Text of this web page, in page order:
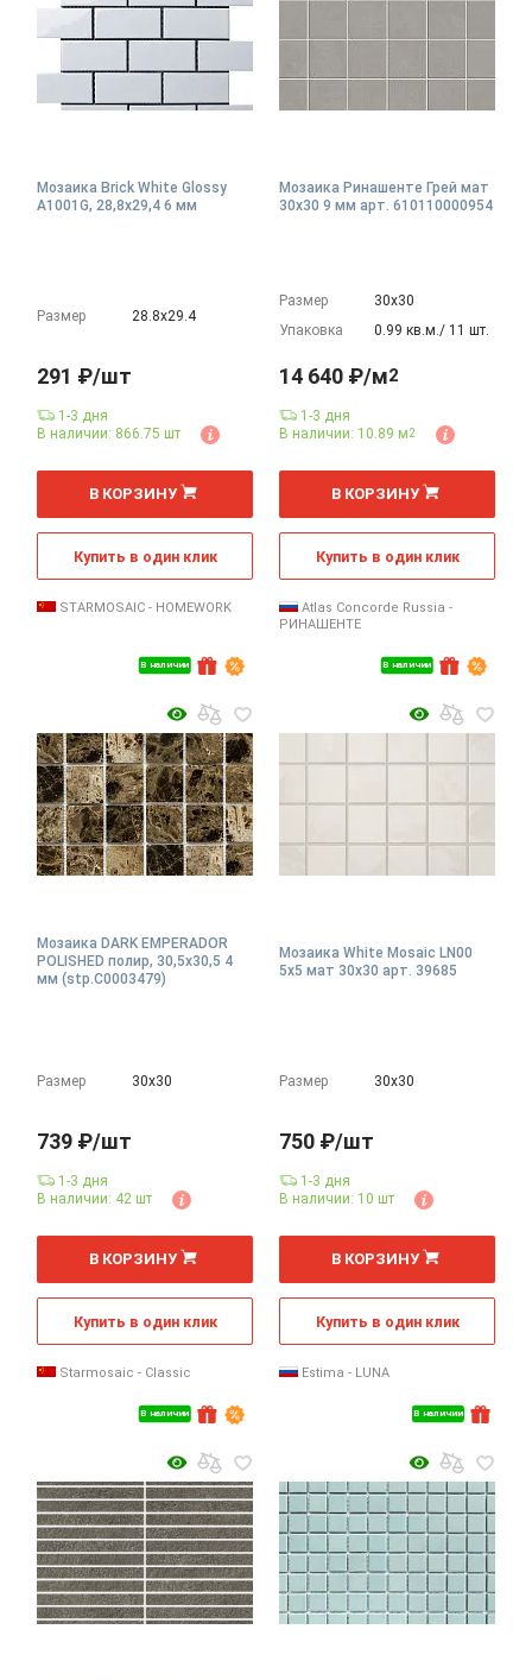
Мозаика Brick White Glossy
A1001G, 28,8x29,4 6 мм
Размер 28.8х29.4
В наличии
291 ₽/шт
1-3 дня
В наличии: 866.75 шт
В КОРЗИНУ
Купить в один клик
STARMOSAIC - HOMEWORK
Мозаика Ринашенте Грей мат
30x30 9 мм арт. 610110000954
Размер
30х30
Упаковка
0.99 кв.м./ 11 шт.
В наличии
14 640 ₽/м2
1-3 дня
В наличии: 10.89 м2
м
В КОРЗИНУ
Купить в один клик
Atlas Concorde Russia -
РИНАШЕНТЕ
Мозаика DARK EMPERADOR
POLISHED полир, 30,5x30,5 4
мм (stp.С0003479)
Размер 30х30
В наличии
739 ₽/шт
1-3 дня
В наличии: 42 шт
В КОРЗИНУ
Купить в один клик
Starmosaic - Classic
Мозаика White Mosaic LN00
5x5 мат 30x30 арт. 39685
Размер 30х30
В наличии
750 ₽/шт
1-3 дня
В наличии: 10 шт
В КОРЗИНУ
Купить в один клик
Estima - LUNA